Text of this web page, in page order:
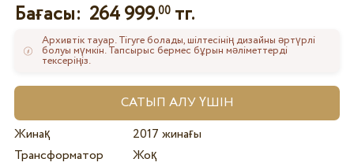
Бағасы: 264 999.00тг.
Архивтік тауар. Тігуге болады, шілтесінің дизайны әртүрлі
болуы мүмкін. Тапсырыс бермес бұрын мәліметтерді
тексеріңіз.
Жинақ
2017 жинағы
Трансформатор
Жоқ